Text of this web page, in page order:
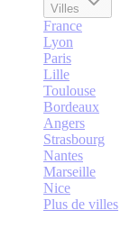
Villes
France
Lyon
Paris
Lille
Toulouse
Bordeaux
Angers
Strasbourg
Nantes
Marseille
Nice
Plus de villes